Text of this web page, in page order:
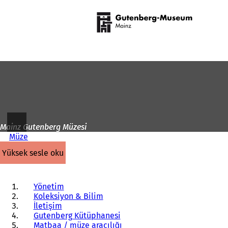
Mainz Gutenberg Müzesi
Müze
yüksek sesle oku
Yönetim
Koleksiyon & Bilim
İletişim
Gutenberg Kütüphanesi
Matbaa / müze aracılığı